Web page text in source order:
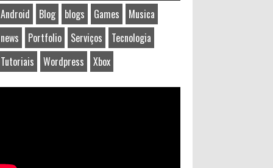
Android Blog blogs Games
Musica
news
Portfolio Serviços
Tecnologia
Tutoriais
Wordpress Xbox